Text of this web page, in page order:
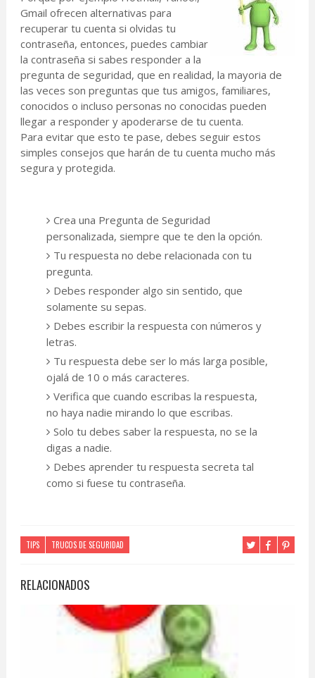
Gmail ofrecen alternativas para
recuperar tu cuenta si olvidas tu
contraseña, entonces, puedes cambiar
la contraseña si sabes responder a la
pregunta de seguridad, que en realidad, la mayoria de
las veces son preguntas que tus amigos, familiares,
conocidos o incluso personas no conocidas pueden
llegar a responder y apoderarse de tu cuenta.
Para evitar que esto te pase, debes seguir estos
simples consejos que harán de tu cuenta mucho más
segura y protegida.
Crea una Pregunta de Seguridad
personalizada, siempre que te den la opción.
Tu respuesta no debe relacionada con tu
pregunta.
Debes responder algo sin sentido, que
solamente su sepas.
Debes escribir la respuesta con números y
letras.
Tu respuesta debe ser lo más larga posible,
ojalá de 10 o más caracteres.
Verifica que cuando escribas la respuesta,
no haya nadie mirando lo que escribas.
Solo tu debes saber la respuesta, no se la
digas a nadie.
Debes aprender tu respuesta secreta tal
como si fuese tu contraseña.
TIPS TRUCOS DE SEGURIDAD
RELACIONADOS